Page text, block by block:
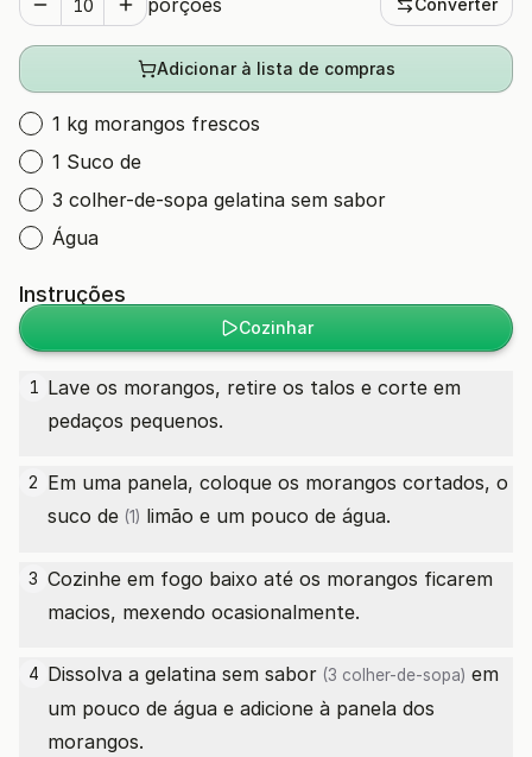
porções Converter
Adicionar à lista de compras
1 kg morangos frescos
1 Suco de
3 colher-de-sopa gelatina sem sabor
Água
Instruções
Cozinhar
1 Lave os morangos, retire os talos e corte em
pedaços pequenos.
2 Em uma panela, coloque os morangos cortados, o
suco de (1) limão e um pouco de água.
3 Cozinhe em fogo baixo até os morangos ficarem
macios, mexendo ocasionalmente.
4 Dissolva a gelatina sem sabor (3 colher-de-sopa) em
um pouco de água e adicione à panela dos
morangos.